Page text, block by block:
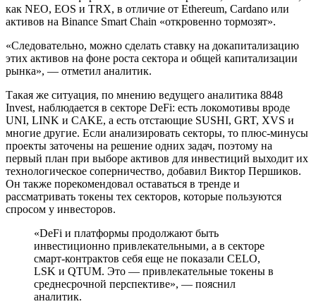
как NEO, EOS и TRX, в отличие от Ethereum, Cardano или
активов на Binance Smart Chain «откровенно тормозят».
«Следовательно, можно сделать ставку на докапитализацию
этих активов на фоне роста сектора и общей капитализации
рынка», — отметил аналитик.
Такая же ситуация, по мнению ведущего аналитика 8848
Invest, наблюдается в секторе DeFi: есть локомотивы вроде
UNI, LINK и CAKE, а есть отстающие SUSHI, GRT, XVS и
многие другие. Если анализировать секторы, то плюс-минусы
проекты заточены на решение одних задач, поэтому на
первый план при выборе активов для инвестиций выходит их
технологическое соперничество, добавил Виктор Першиков.
Он также порекомендовал оставаться в тренде и
рассматривать токены тех секторов, которые пользуются
спросом у инвесторов.
«DeFi и платформы продолжают быть
инвестиционно привлекательными, а в секторе
смарт-контрактов себя еще не показали CELO,
LSK и QTUM. Это — привлекательные токены в
среднесрочной перспективе», — пояснил
аналитик.